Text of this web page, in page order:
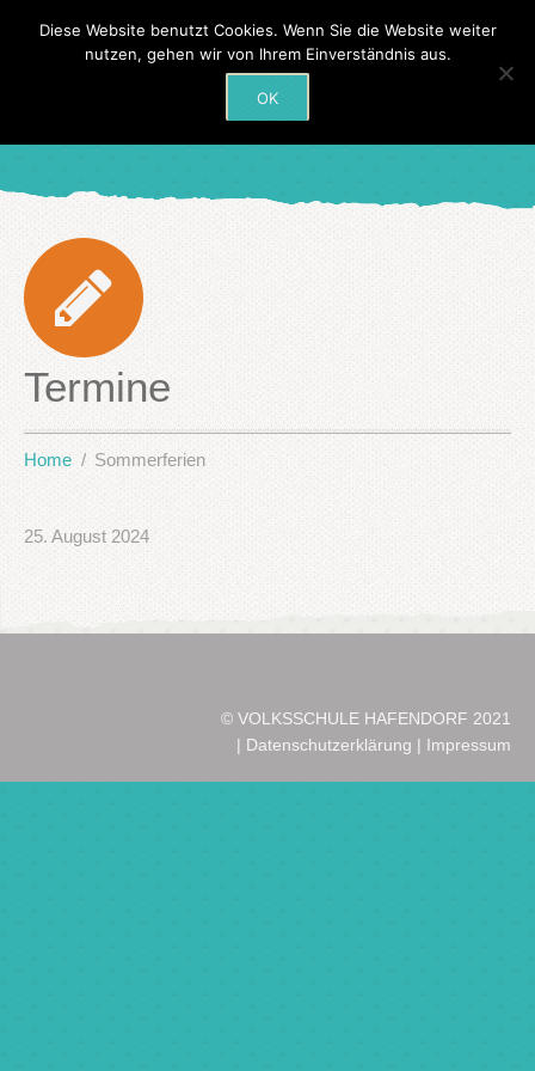
Termine
Home Sommerferien
25. August 2024
© VOLKSSCHULE HAFENDORF 2021
| Datenschutzerklärung | Impressum
Diese Website benutzt Cookies. Wenn Sie die Website weiter
nutzen, gehen wir von Ihrem Einverständnis aus.
OK